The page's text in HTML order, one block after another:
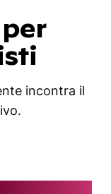
incontra il